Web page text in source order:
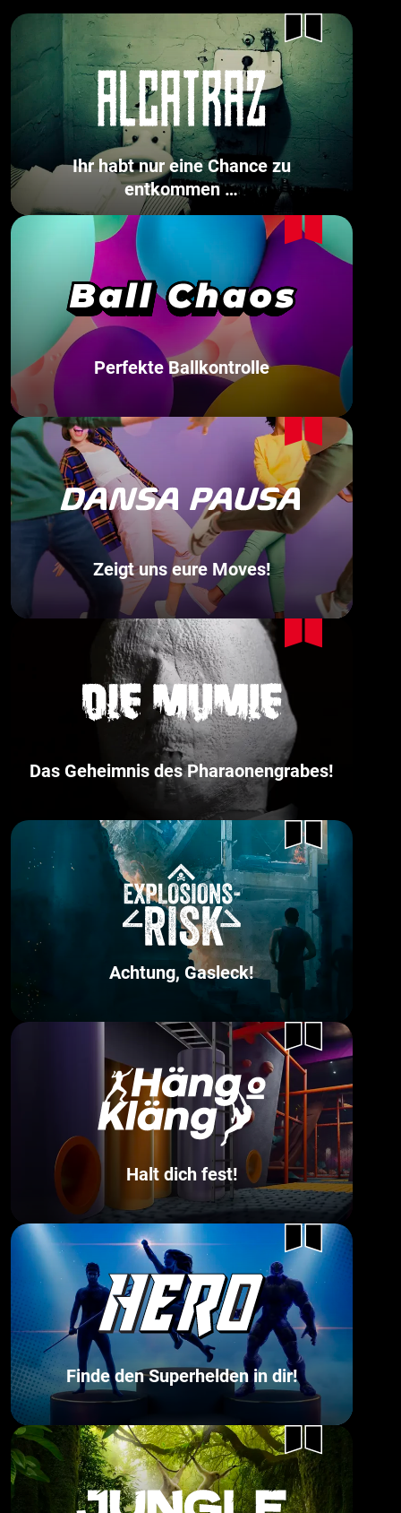
Ihr habt nur eine Chance zu
entkommen …
Perfekte Ballkontrolle
Zeigt uns eure Moves!
Das Geheimnis des Pharaonengrabes!
Achtung, Gasleck!
Halt dich fest!
Finde den Superhelden in dir!